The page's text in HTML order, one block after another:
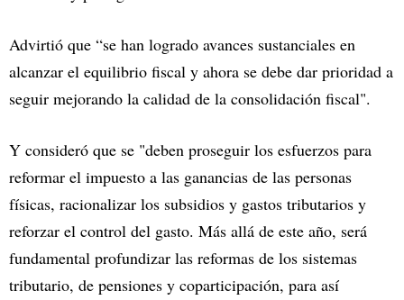
Advirtió que “se han logrado avances sustanciales en
alcanzar el equilibrio fiscal y ahora se debe dar prioridad a
seguir mejorando la calidad de la consolidación fiscal".
Y consideró que se "deben proseguir los esfuerzos para
reformar el impuesto a las ganancias de las personas
físicas, racionalizar los subsidios y gastos tributarios y
reforzar el control del gasto. Más allá de este año, será
fundamental profundizar las reformas de los sistemas
tributario, de pensiones y coparticipación, para así